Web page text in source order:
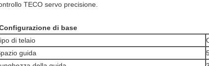
TECO servo precisione.
di base
di telaio
guida